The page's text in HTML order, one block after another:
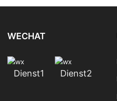
festem Fokus
WECHAT
Dienst1 Dienst2